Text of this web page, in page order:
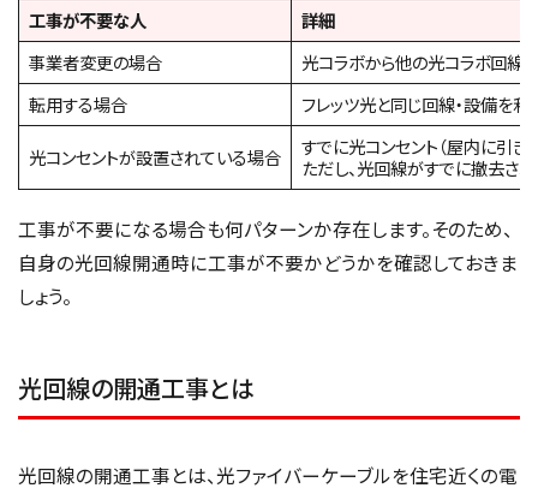
工事が不要な人
詳細
事業者変更の場合
光コラボから他の光コラボ回線
転用する場合
フレッツ光と同じ回線・設備を
光コンセントが設置されている場合
すでに光コンセント（屋内に引
ただし、光回線がすでに撤去さ
工事が不要になる場合も何パターンか存在します。そのため、
自身の光回線開通時に工事が不要かどうかを確認しておきま
しょう。
光回線の開通工事とは
光回線の開通工事とは、光ファイバーケーブルを住宅近くの電